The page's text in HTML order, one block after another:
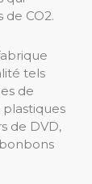
CO2.
tels
de
de DVD,